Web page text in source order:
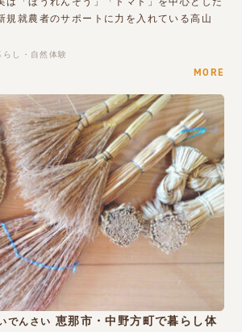
規就農者のサポートに力を入れている高山
らし・自然体験
MORE
でんさい 恵那市・中野方町で暮らし体